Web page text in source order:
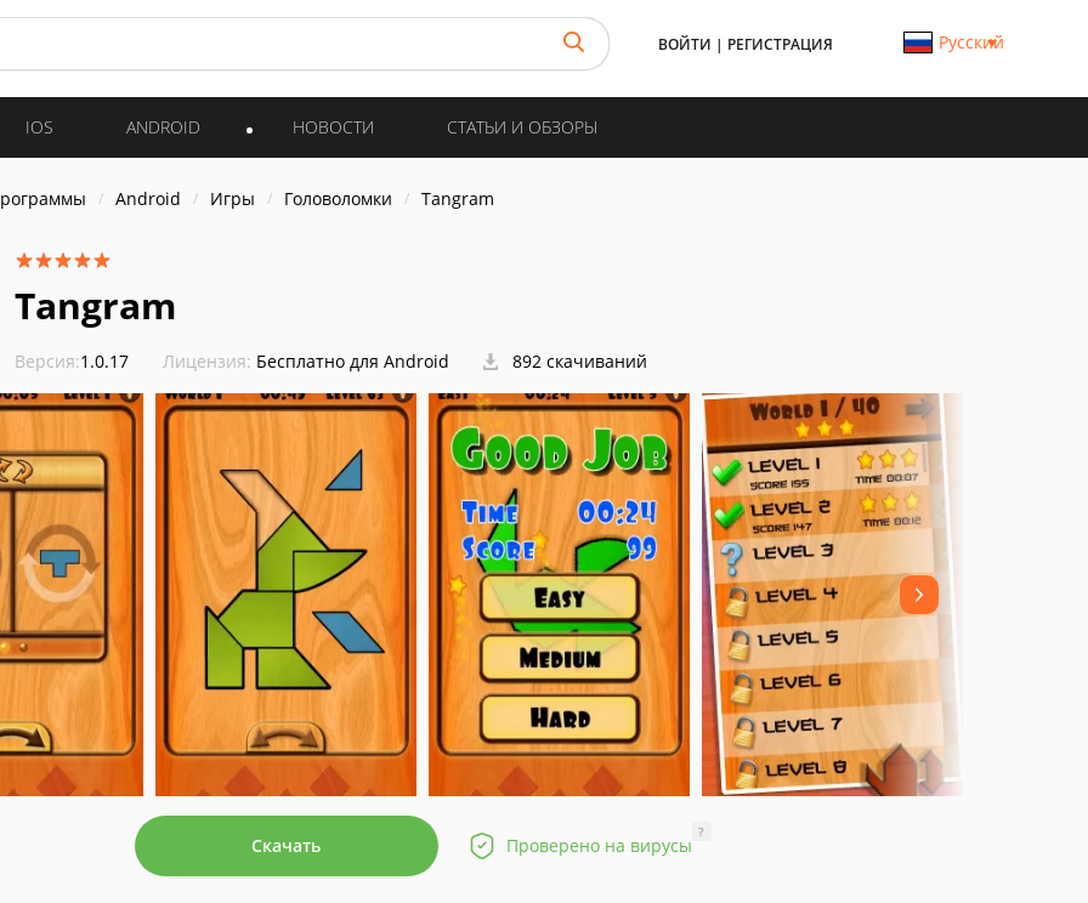
ВОЙТИ | РЕГИСТРАЦИЯ Русский
IOS ANDROID НОВОСТИ СТАТЬИ И ОБЗОРЫ
Android Игры Головоломки Tangram
Tangram
Версия:1.0.17 Лицензия: Бесплатно для Android 892 скачиваний
Скачать Проверено на вирусы
?